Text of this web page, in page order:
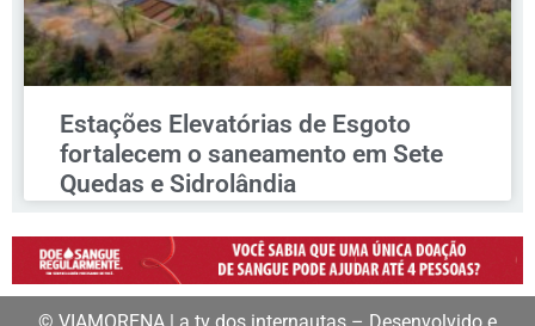
Estações Elevatórias de Esgoto
fortalecem o saneamento em Sete
Quedas e Sidrolândia